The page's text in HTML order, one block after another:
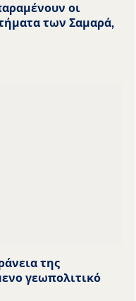
οι
των Σαμαρά,
της
γεωπολιτικό